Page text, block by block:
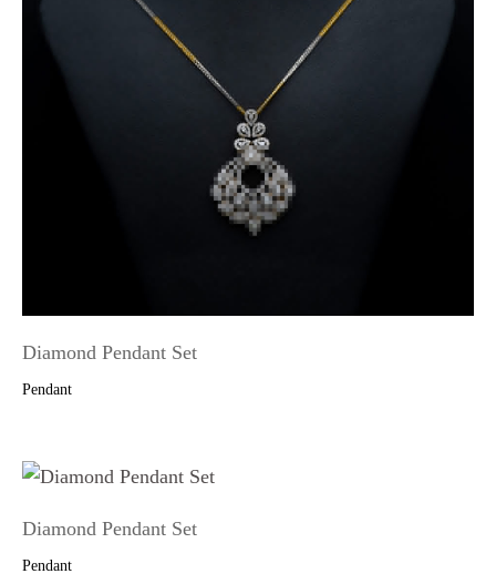
Diamond Pendant Set
Pendant
Diamond Pendant Set
Pendant